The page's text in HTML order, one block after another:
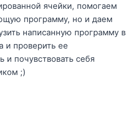
ячейки, помогаем
программу, но и даем
написанную программу в
и проверить ее
и почувствовать себя
;)